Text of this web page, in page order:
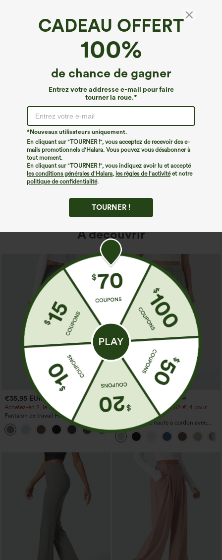
CADEAU OFFERT
100%
de chance de gagner
Entrez votre addresse e-mail pour faire
tourner la roue.*
*Nouveaux utilisateurs uniquement.
En cliquant sur "TOURNER !", vous acceptez de recevoir des e-
mails promotionnels d'Halara. Vous pouvez vous désabonner à
tout moment.
En cliquant sur "TOURNER !", vous indiquez avoir lu et accepté
les conditions générales d'Halara, les règles de l'activitéet notre
politique de confidentialité.
TOURNER !
Nous ne semblons pas pouvoir trouver la page que
vous recherchez.
Acheter plus
À découvrir
€35,95 EUR
Achetez-en 2, le 3e est offert
Pantalon de travail Halara Flex™
DayStretch à taille haute, avec poches et
coupe droite
€31,95 EUR
€35,95 EUR
Achetez-en 2 pour 52,62 €, 4 pour
Pantalon taille haute à cordon avec
poches, jambe large et coupe ample,
style décontracté, effet lin